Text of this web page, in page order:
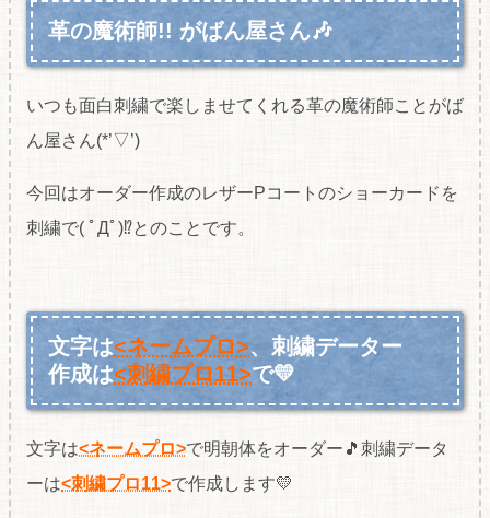
革の魔術師!! がばん屋さん🎶
いつも面白刺繍で楽しませてくれる革の魔術師ことがば
ん屋さん(*’▽’)
今回はオーダー作成のレザーPコートのショーカードを
刺繍で( ﾟДﾟ)⁉とのことです。
文字は<ネームプロ>、刺繍データー
作成は<刺繍プロ11>で💛
文字は<ネームプロ>で明朝体をオーダー🎵刺繍データ
ーは<刺繍プロ11>で作成します💛